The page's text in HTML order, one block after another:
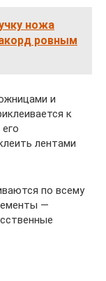
ножа
ровным
и
к
лентами
по всему
—